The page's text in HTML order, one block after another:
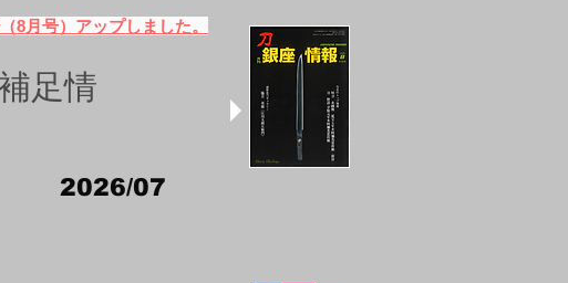
8月号）アップしました。
足情
2026/07